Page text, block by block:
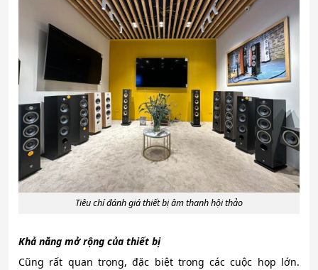
Tiêu chí đánh giá thiết bị âm thanh hội thảo
Khả năng mở rộng của thiết bị
Cũng rất quan trọng, đặc biệt trong các cuộc họp lớn.